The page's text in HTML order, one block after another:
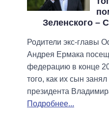
Зеленского –
Родители экс-главы
Андрея Ермака
федерацию в конце
того, как их сын
президента
Подробнее...